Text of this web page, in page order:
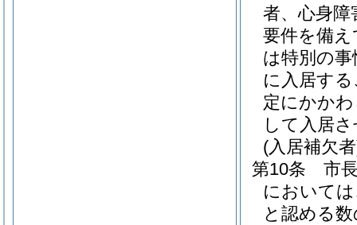
者、心身
要件を備
は特別の
に入居す
定にかか
して入居
(入居補欠
第10条
市
において
と認める